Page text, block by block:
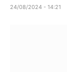
24/08/2024 - 14:21